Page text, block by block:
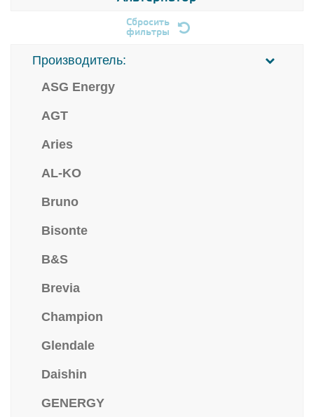
Сбросить
фильтры
Производитель:
ASG Energy
AGT
Aries
AL-KO
Bruno
Bisonte
B&S
Brevia
Champion
Glendale
Daishin
GENERGY